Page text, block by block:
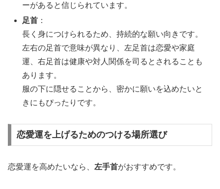
ーがあると信じられています。
足首 ：
長く身につけられるため、持続的な願い向きです。
左右の足首で意味が異なり、左足首は恋愛や家庭
運、右足首は健康や対人関係を司るとされることも
あります。
服の下に隠せることから、密かに願いを込めたいと
きにもぴったりです。
恋愛運を上げるためのつける場所選び
恋愛運を高めたいなら、 左手首がおすすめです。